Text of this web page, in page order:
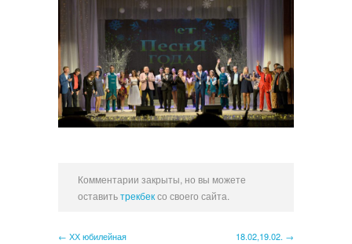
Комментарии закрыты, но вы можете
оставитьтрекбексо своего сайта.
← ХХ юбилейная
18.02,19.02. →